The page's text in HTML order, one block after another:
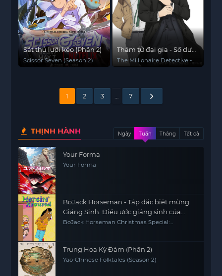
Sát thủ lưỡi kéo (Phần 2)
Scissor Seven (Season 2)
Thám tử đại gia - Số dư
tài khoản: Vô hạn
The Millionaire Detective -
1 2 3 7
THỊNH HÀNH Ngày Tuần Tháng Tất cả
Your Forma
Your Forma
BoJack Horseman - Tập đặc biệt mừng
Giáng Sinh: Điều ước giáng sinh của
Sabrina
BoJack Horseman Christmas Special:
Trung Hoa Kỳ Đàm (Phần 2)
Yao-Chinese Folktales (Season 2)